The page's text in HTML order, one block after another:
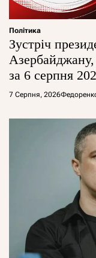
Політика
Зустріч
Азербайджану,
за 6 серпня
7 Серпня, 2026